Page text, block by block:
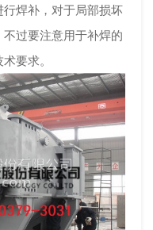
焊补，对于局部损坏
过要注意用于补焊的
要求。